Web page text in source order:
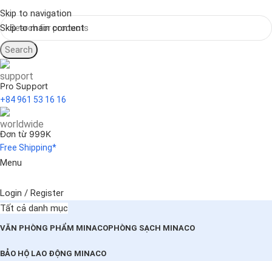
Skip to navigation
Skip to main content
Search
Pro Support
+84 961 53 16 16
Đơn từ 999K
Free Shipping*
Menu
Login / Register
Tất cả danh mục
VĂN PHÒNG PHẨM MINACOPHÒNG SẠCH MINACO
BẢO HỘ LAO ĐỘNG MINACO